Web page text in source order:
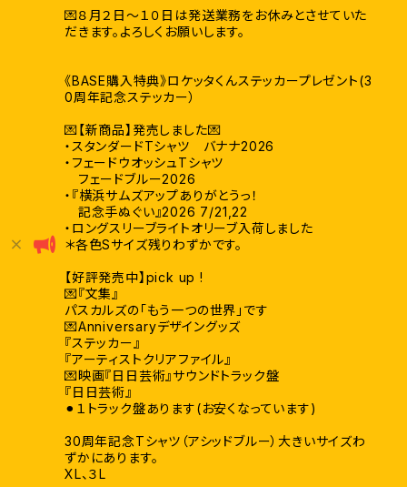
💌８月２日〜１０日は発送業務をお休みとさせていた
だきます。よろしくお願いします。
《BASE購入特典》ロケッタくんステッカープレゼント(3
0周年記念ステッカー）
💌【新商品】発売しました💌
・スタンダードTシャツ バナナ2026
・フェードウオッシュTシャツ
フェードブルー2026
・『横浜サムズアップありがとうっ！
記念手ぬぐい』2026 7/21,22
・ロングスリーブライトオリーブ入荷しました
＊各色Sサイズ残りわずかです。
【好評発売中】pick up !
💌『文集』
パスカルズの「もう一つの世界」です
💌Anniversaryデザイングッズ
『ステッカー』
『アーティストクリアファイル』
💌映画『日日芸術』サウンドトラック盤
『日日芸術』
⚫︎１トラック盤あります(お安くなっています)
30周年記念Tシャツ（アシッドブルー）大きいサイズわ
ずかにあります。
XL、３L